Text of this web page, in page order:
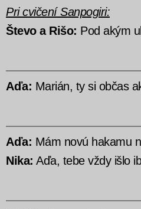
Pri cvičení Sanpogiri:
Števo a Rišo: Pod akým
Aďa: Marián, ty si občas
Aďa: Mám novú hakamu
Nika: Aďa, tebe vždy išlo